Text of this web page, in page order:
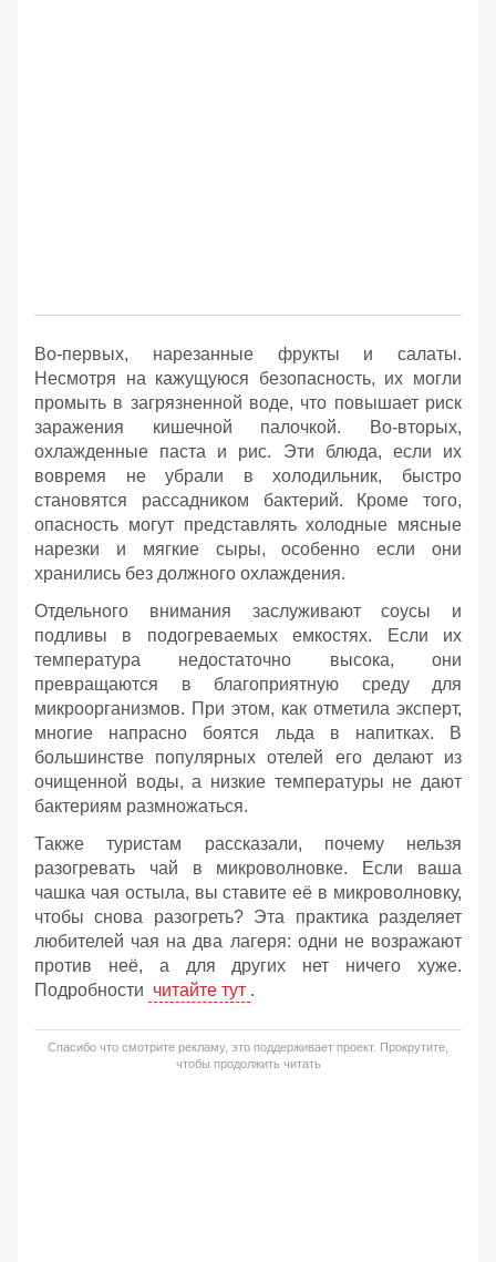
Во-первых, нарезанные фрукты и салаты.
Несмотря на кажущуюся безопасность, их могли
промыть в загрязненной воде, что повышает риск
заражения кишечной палочкой. Во-вторых,
охлажденные паста и рис. Эти блюда, если их
вовремя не убрали в холодильник, быстро
становятся рассадником бактерий. Кроме того,
опасность могут представлять холодные мясные
нарезки и мягкие сыры, особенно если они
хранились без должного охлаждения.
Отдельного внимания заслуживают соусы и
подливы в подогреваемых емкостях. Если их
температура недостаточно высока, они
превращаются в благоприятную среду для
микроорганизмов. При этом, как отметила эксперт,
многие напрасно боятся льда в напитках. В
большинстве популярных отелей его делают из
очищенной воды, а низкие температуры не дают
бактериям размножаться.
Также туристам рассказали, почему нельзя
разогревать чай в микроволновке. Если ваша
чашка чая остыла, вы ставите её в микроволновку,
чтобы снова разогреть? Эта практика разделяет
любителей чая на два лагеря: одни не возражают
против неё, а для других нет ничего хуже.
Подробности читайте тут .
Спасибо что смотрите рекламу, это поддерживает проект. Прокрутите,
чтобы продолжить читать